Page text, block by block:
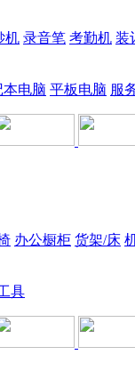
机 录音笔 考勤机 装
本电脑 平板电脑 服
办公橱柜 货架/床
具